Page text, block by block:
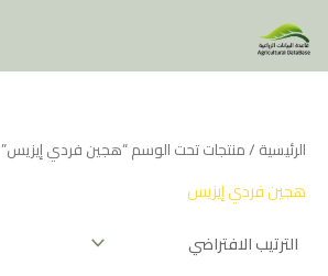
المحتوى
الرئيسية / منتجات تحت الوسم “هجين فردي إيزيس”
هجين فردي إيزيس